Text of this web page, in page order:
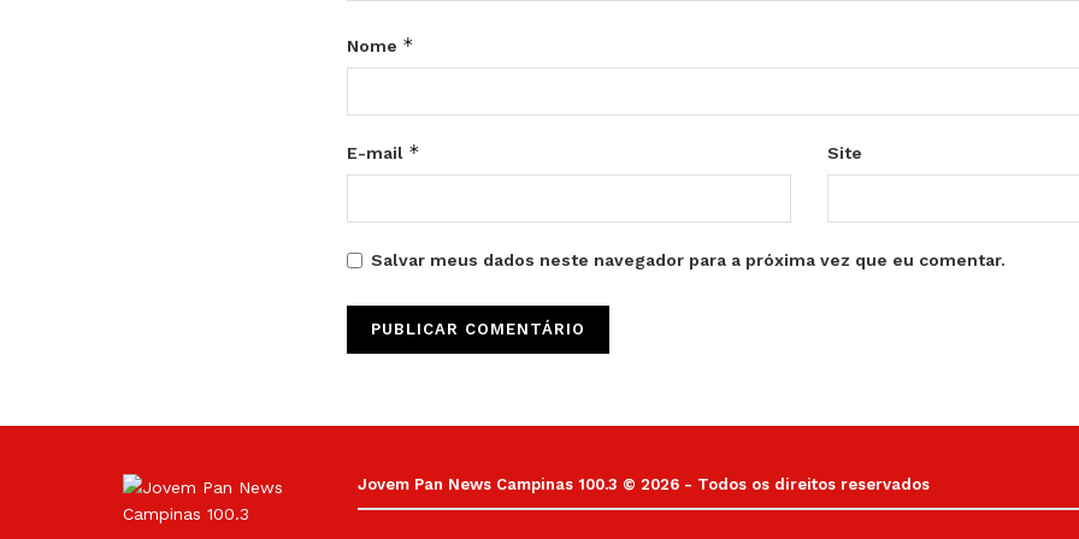
Nome *
E-mail * Site
Salvar meus dados neste navegador para a próxima vez que eu comentar.
Jovem Pan News Campinas 100.3 © 2026 - Todos os direitos reservados